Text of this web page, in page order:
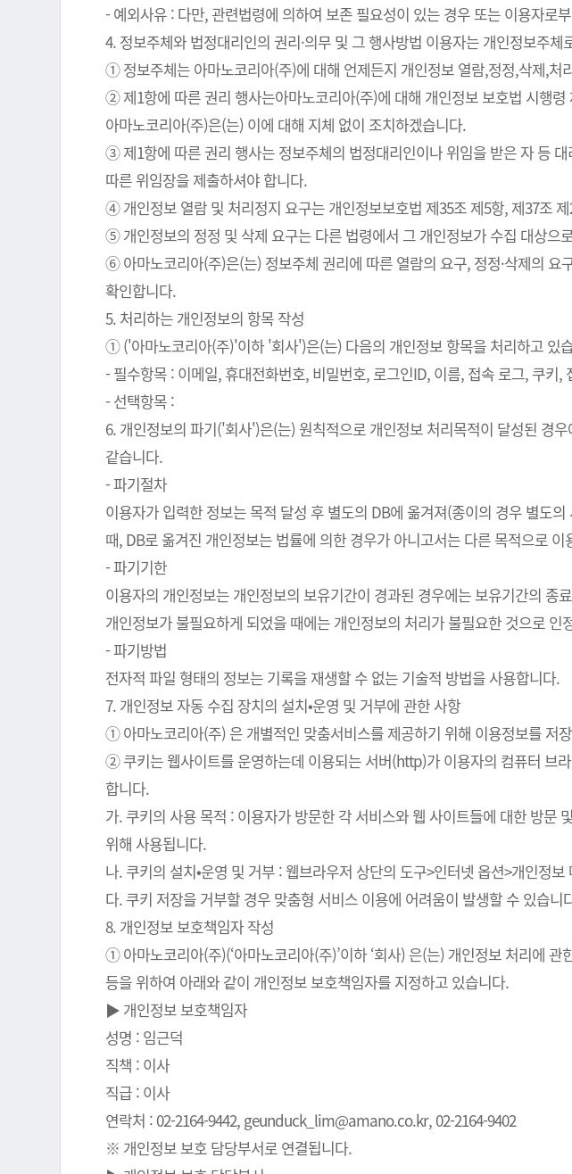
- 예외사유 : 다만, 관련법령에 의하여 보존 필요성이 있는 경우 또는 이용자
4. 정보주체와 법정대리인의 권리·의무 및 그 행사방법 이용자는 개인정보주
① 정보주체는 아마노코리아(주)에 대해 언제든지 개인정보 열람,정정,삭제,처
② 제1항에 따른 권리 행사는아마노코리아(주)에 대해 개인정보 보호법 시행
아마노코리아(주)은(는) 이에 대해 지체 없이 조치하겠습니다.
③ 제1항에 따른 권리 행사는 정보주체의 법정대리인이나 위임을 받은 자 등
따른 위임장을 제출하셔야 합니다.
④ 개인정보 열람 및 처리정지 요구는 개인정보보호법 제35조 제5항, 제37조
⑤ 개인정보의 정정 및 삭제 요구는 다른 법령에서 그 개인정보가 수집 대상으
⑥ 아마노코리아(주)은(는) 정보주체 권리에 따른 열람의 요구, 정정·삭제의
확인합니다.
5. 처리하는 개인정보의 항목 작성
① ('아마노코리아(주)'이하 '회사')은(는) 다음의 개인정보 항목을 처리하고 있
- 필수항목 : 이메일, 휴대전화번호, 비밀번호, 로그인ID, 이름, 접속 로그, 쿠키,
- 선택항목 :
6. 개인정보의 파기('회사')은(는) 원칙적으로 개인정보 처리목적이 달성된 경
같습니다.
- 파기절차
이용자가 입력한 정보는 목적 달성 후 별도의 DB에 옮겨져(종이의 경우 별도
때, DB로 옮겨진 개인정보는 법률에 의한 경우가 아니고서는 다른 목적으로 이
- 파기기한
이용자의 개인정보는 개인정보의 보유기간이 경과된 경우에는 보유기간의
개인정보가 불필요하게 되었을 때에는 개인정보의 처리가 불필요한 것으로
- 파기방법
전자적 파일 형태의 정보는 기록을 재생할 수 없는 기술적 방법을 사용합니다.
7. 개인정보 자동 수집 장치의 설치•운영 및 거부에 관한 사항
① 아마노코리아(주) 은 개별적인 맞춤서비스를 제공하기 위해 이용정보를 저
② 쿠키는 웹사이트를 운영하는데 이용되는 서버(http)가 이용자의 컴퓨터 브
합니다.
가. 쿠키의 사용 목적 : 이용자가 방문한 각 서비스와 웹 사이트들에 대한 방
위해 사용됩니다.
나. 쿠키의 설치•운영 및 거부 : 웹브라우저 상단의 도구>인터넷 옵션>개인정
다. 쿠키 저장을 거부할 경우 맞춤형 서비스 이용에 어려움이 발생할 수 있습니
8. 개인정보 보호책임자 작성
① 아마노코리아(주)(‘아마노코리아(주)’이하 ‘회사) 은(는) 개인정보 처리에
등을 위하여 아래와 같이 개인정보 보호책임자를 지정하고 있습니다.
▶ 개인정보 보호책임자
성명 : 임근덕
직책 : 이사
직급 : 이사
연락처 : 02-2164-9442, geunduck_lim@amano.co.kr, 02-2164-9402
※ 개인정보 보호 담당부서로 연결됩니다.